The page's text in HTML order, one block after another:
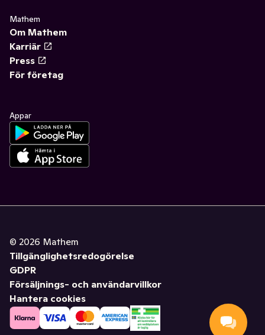
Mathem
Om Mathem
Karriär
Press
För företag
Appar
© 2026 Mathem
Tillgänglighetsredogörelse
GDPR
Försäljnings- och användarvillkor
Hantera cookies